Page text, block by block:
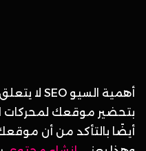
أهمية السيو SEO لا يتعلق
بتحضير موقعك لمحركات
أيضًا بالتأكد من أن